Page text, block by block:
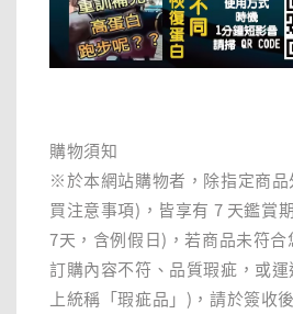
購物須知
※於本網站購物者，除指定商
買注意事項)，皆享有 7 天鑑賞
7天，含例假日)，若商品未符
訂購內容不符、品質瑕疵，或
上統稱「瑕疵品」)，請於簽收